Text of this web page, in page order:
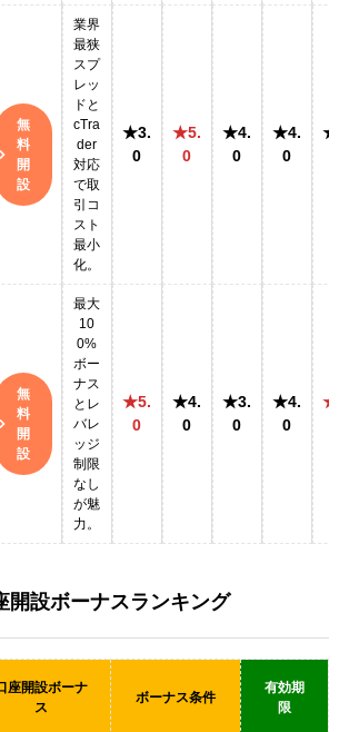
無
料
開
設
業界
最狭
スプ
レッ
ドと
cTra
der
対応
で取
引コ
スト
最小
化。
★3.
0
★5.
0
★4.
0
★4.
0
無
料
開
設
最大
10
0%
ボー
ナス
とレ
バレ
ッジ
制限
なし
が魅
力。
★5.
0
★4.
0
★3.
0
★4.
0
開設ボーナスランキング
座開設ボーナ
ス
ボーナス条件
有効期
限